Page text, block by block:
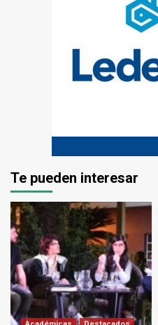
Te pueden interesar